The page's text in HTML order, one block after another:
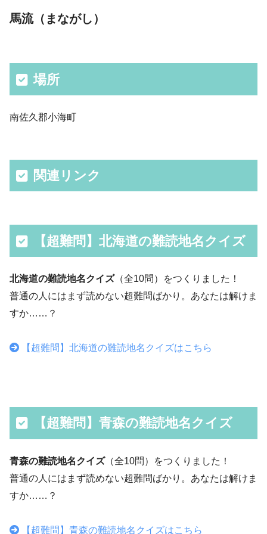
馬流（まながし）
場所
南佐久郡小海町
関連リンク
【超難問】北海道の難読地名クイズ
北海道の難読地名クイズ（全10問）をつくりました！
普通の人にはまず読めない超難問ばかり。あなたは解けま
すか……？
【超難問】北海道の難読地名クイズはこちら
【超難問】青森の難読地名クイズ
青森の難読地名クイズ（全10問）をつくりました！
普通の人にはまず読めない超難問ばかり。あなたは解けま
すか……？
【超難問】青森の難読地名クイズはこちら